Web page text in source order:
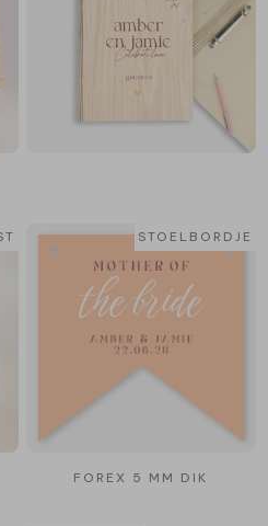
STOELBORDJE
FOREX 5 MM DIK